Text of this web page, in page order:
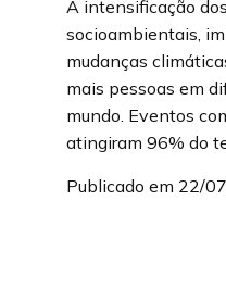
A intensificação
socioambientais,
mudanças
mais pessoas em
mundo. Eventos
atingiram 96% do
Publicado em 22/